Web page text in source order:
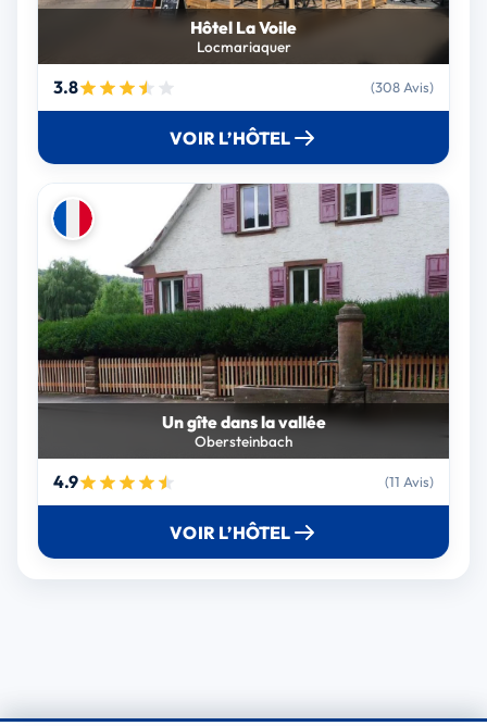
Hôtel La Voile
Locmariaquer
3.8 (308 Avis)
VOIR L’HÔTEL
Un gîte dans la vallée
Obersteinbach
4.9 (11 Avis)
VOIR L’HÔTEL